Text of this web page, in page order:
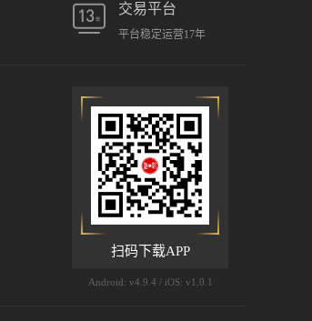
交易平台
平台稳定运营17年
扫码下载APP
Android: v4.9.4 / iOS: v1.0.1